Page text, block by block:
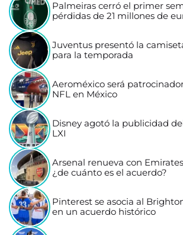
Palmeiras cerró el primer
pérdidas de 21 millones de
Juventus presentó la
para la temporada
Aeroméxico será
NFL en México
Disney agotó la publicidad
LXI
Arsenal renueva con
¿de cuánto es el acuerdo?
Pinterest se asocia al
en un acuerdo histórico